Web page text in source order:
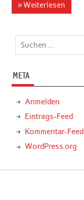
» Weiterlesen
META
Anmelden
Eintrags-Feed
Kommentar-Feed
WordPress.org